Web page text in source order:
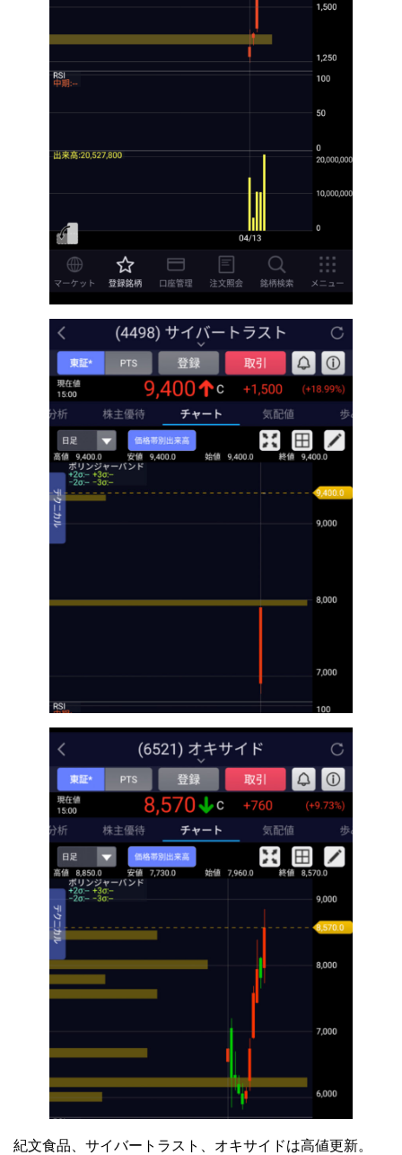
紀文食品、サイバートラスト、オキサイドは高値更新。